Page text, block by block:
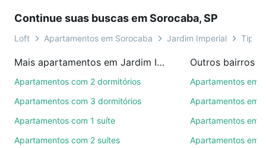
ou por videochamada, é grátis, sem compromisso e
você ainda conta com mais de 46 mil corretores e
de imóveis.
Como escolher um imóvel?
ruas, bairros e até condomínios favoritos. Você
também pode usar os filtros como quantidade de
Continue suas buscas em Sorocaba, SP
Loft Apartamentos em Sorocaba Jardim Imperial Tipo
Mais apartamentos em Jardim Imperial
Apartamentos com 2 dormitórios
Apartamentos com 3 dormitórios
Apartamentos com 1 suíte
Apartamentos com 2 suítes
Outros bairros
Apartamentos em
Apartamentos em
Apartamentos em
Apartamentos em